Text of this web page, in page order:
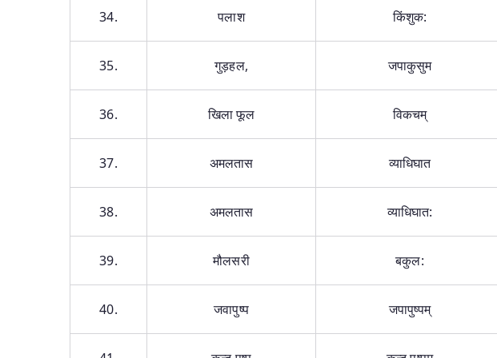
34. पलाश किंशुक:
35. गुड़हल, जपाकुसुम
36. खिला फूल विकचम्
37. अमलतास व्याधिघात
38. अमलतास व्याधिघात:
39. मौलसरी बकुल:
40. जवापुष्प जपापुष्पम्